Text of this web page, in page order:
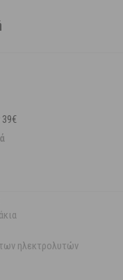
ηλεκτρολυτών